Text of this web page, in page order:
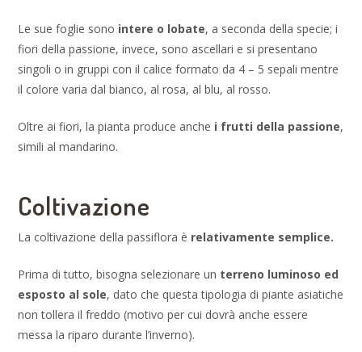
Le sue foglie sono intere o lobate, a seconda della specie; i
fiori della passione, invece, sono ascellari e si presentano
singoli o in gruppi con il calice formato da 4 – 5 sepali mentre
il colore varia dal bianco, al rosa, al blu, al rosso.
Oltre ai fiori, la pianta produce anche i frutti della passione,
simili al mandarino.
Coltivazione
La coltivazione della passiflora è relativamente semplice.
Prima di tutto, bisogna selezionare un terreno luminoso ed
esposto al sole, dato che questa tipologia di piante asiatiche
non tollera il freddo (motivo per cui dovrà anche essere
messa la riparo durante l’inverno).